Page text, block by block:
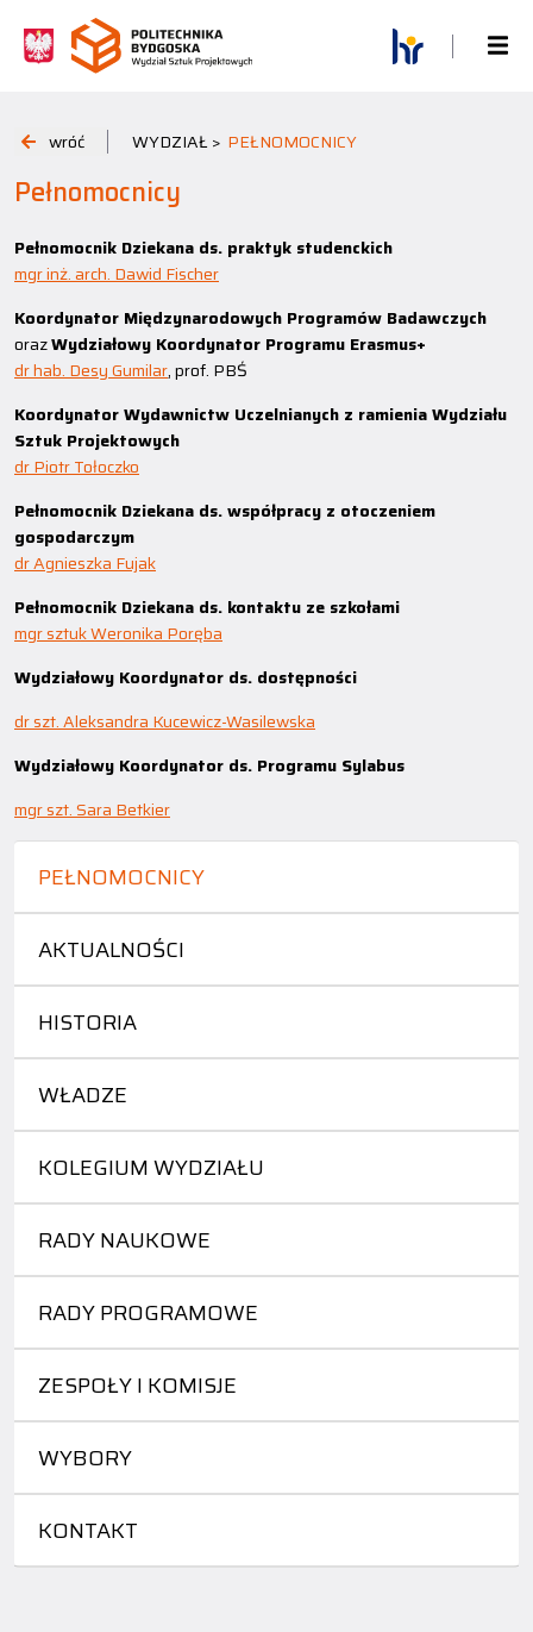
wróć WYDZIAŁ > PEŁNOMOCNICY
PEŁNOMOCNICY
AKTUALNOŚCI
HISTORIA
WŁADZE
KOLEGIUM WYDZIAŁU
RADY NAUKOWE
RADY PROGRAMOWE
ZESPOŁY I KOMISJE
WYBORY
KONTAKT
Pełnomocnicy
Pełnomocnik Dziekana ds. praktyk studenckich
mgr inż. arch. Dawid Fischer
Koordynator Międzynarodowych Programów Badawczych
orazWydziałowy Koordynator Programu Erasmus+
dr hab. Desy Gumilar, prof. PBŚ
Koordynator Wydawnictw Uczelnianych z ramienia Wydziału
Sztuk Projektowych
dr Piotr Tołoczko
Pełnomocnik Dziekana ds. współpracy z otoczeniem
gospodarczym
dr Agnieszka Fujak
Pełnomocnik Dziekana ds. kontaktu ze szkołami
mgr sztuk Weronika Poręba
Wydziałowy Koordynator ds. dostępności
dr szt. Aleksandra Kucewicz-Wasilewska
Wydziałowy Koordynator ds. Programu Sylabus
mgr szt. Sara Betkier